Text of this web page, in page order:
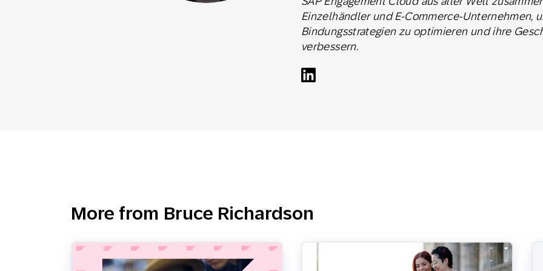
Web Digital Ads
Conversational
Einzelhändler und E-Commerce-Unternehmen,
Bindungsstrategien zu optimieren und ihre
verbessern.
More from Bruce Richardson